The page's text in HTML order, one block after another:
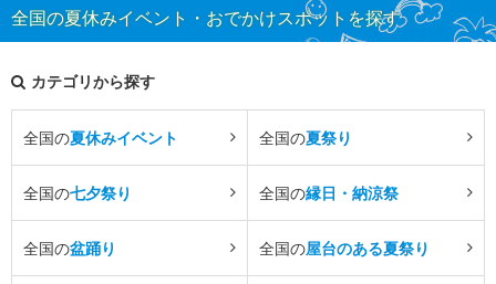
全国の夏休みイベント・おでかけスポットを探す
カテゴリから探す
全国の夏休みイベント 全国の夏祭り
全国の七夕祭り 全国の縁日・納涼祭
全国の盆踊り 全国の屋台のある夏祭り